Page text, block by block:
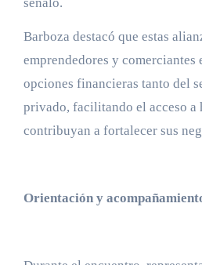
Barboza destacó que estas
emprendedores y comerciantes
opciones financieras tanto del
privado, facilitando el acceso a
contribuyan a fortalecer sus
Orientación y